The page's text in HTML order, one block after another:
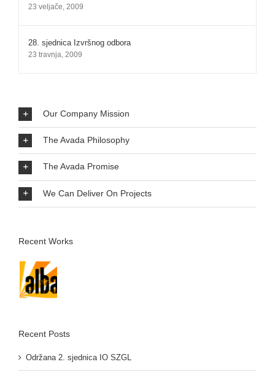
23 veljače, 2009
28. sjednica Izvršnog odbora
23 travnja, 2009
Our Company Mission
The Avada Philosophy
The Avada Promise
We Can Deliver On Projects
Recent Works
Recent Posts
Održana 2. sjednica IO SZGL